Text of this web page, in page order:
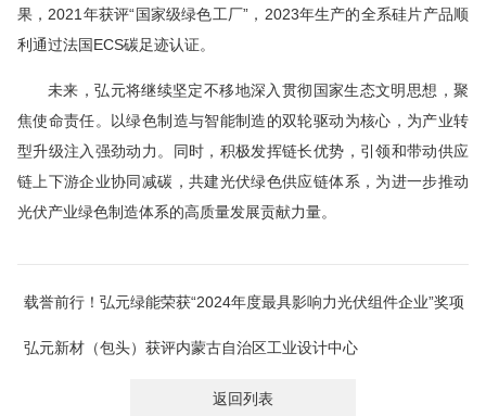
果，2021年获评“国家级绿色工厂”，2023年生产的全系硅片产品顺
利通过法国ECS碳足迹认证。
未来，弘元将继续坚定不移地深入贯彻国家生态文明思想，聚
焦使命责任。以绿色制造与智能制造的双轮驱动为核心，为产业转
型升级注入强劲动力。同时，积极发挥链长优势，引领和带动供应
链上下游企业协同减碳，共建光伏绿色供应链体系，为进一步推动
光伏产业绿色制造体系的高质量发展贡献力量。
载誉前行！弘元绿能荣获“2024年度最具影响力光伏组件企业”奖项
弘元新材（包头）获评内蒙古自治区工业设计中心
返回列表